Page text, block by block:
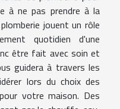
à ne pas prendre à la
jouent un rôle
quotidien d'une
être fait avec soin et
guidera à travers les
lors du choix des
votre maison. Des